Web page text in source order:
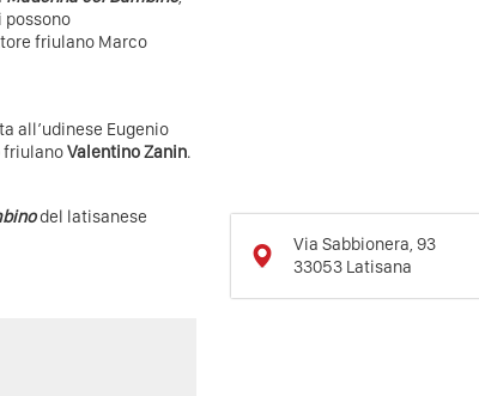
possono
friulano Marco
all’udinese Eugenio
friulanoValentino Zanin.
del latisanese
Via Sabbionera, 93
33053 Latisana